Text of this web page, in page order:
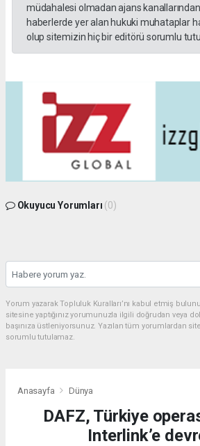
müdahalesi olmadan ajans
haberlerde yer alan hukuki muhataplar
olup sitemizin hiç bir editörü sorumlu
Okuyucu Yorumları (0)
Yorum yazarak Topluluk Kuralları’nı kabul etmiş
sitesine yaptığınız yorumunuzla ilgili doğrudan veya
başınıza üstleniyorsunuz. Yazılan tüm yorumlardan
sorumlu tutulamaz.
Anasayfa Dünya
DAFZ, Türkiye
Interlink’e